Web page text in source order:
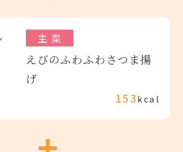
主 菜
えびのふわふわさつま揚
げ
153 kcal